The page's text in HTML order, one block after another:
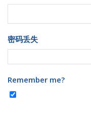
密码丢失
Remember me?